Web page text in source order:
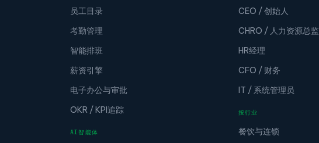
员工目录
考勤管理
智能排班
薪资引擎
电子办公与审批
OKR / KPI追踪
AI智能体
CEO / 创始人
CHRO / 人力资源总监
HR经理
CFO / 财务
IT / 系统管理员
按行业
餐饮与连锁